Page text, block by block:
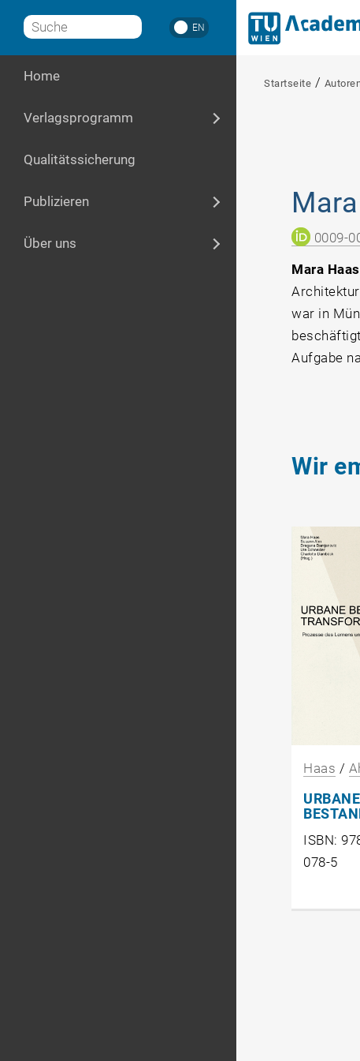
ENGLISH
Home
Verlagsprogramm Open submenu
Qualitätssicherung
Publizieren
Über uns
content
öffnen
Startseite /
0009-
Mara Haas
war in
Aufgabe
Wir
Haas /
URBANE
ISBN:
078-5